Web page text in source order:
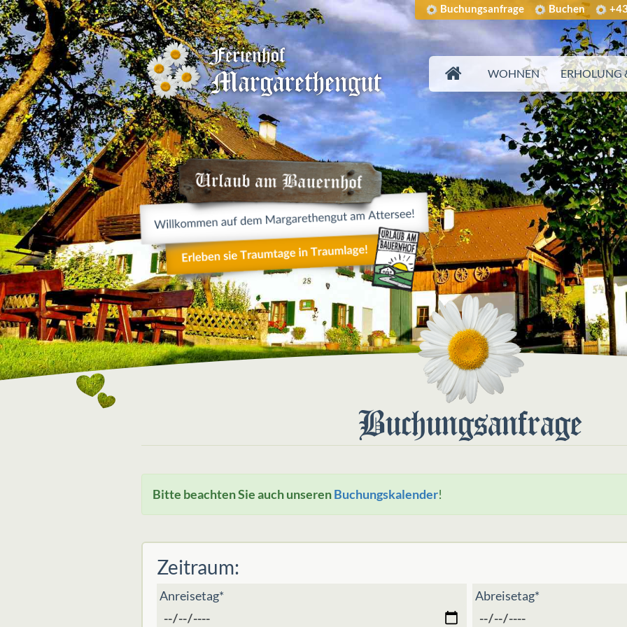
Buchungsanfrage Buchen
WOHNEN ERHOLUNG
Buchungsanfrage
Bitte beachten Sie auch unserenBuchungskalender!
Zeitraum:
Anreisetag* Abreisetag*